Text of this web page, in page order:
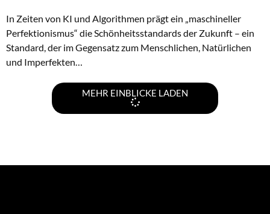
In Zeiten von KI und Algorithmen prägt ein „maschineller
Perfektionismus“ die Schönheitsstandards der Zukunft – ein
Standard, der im Gegensatz zum Menschlichen, Natürlichen
und Imperfekten…
MEHR EINBLICKE LADEN